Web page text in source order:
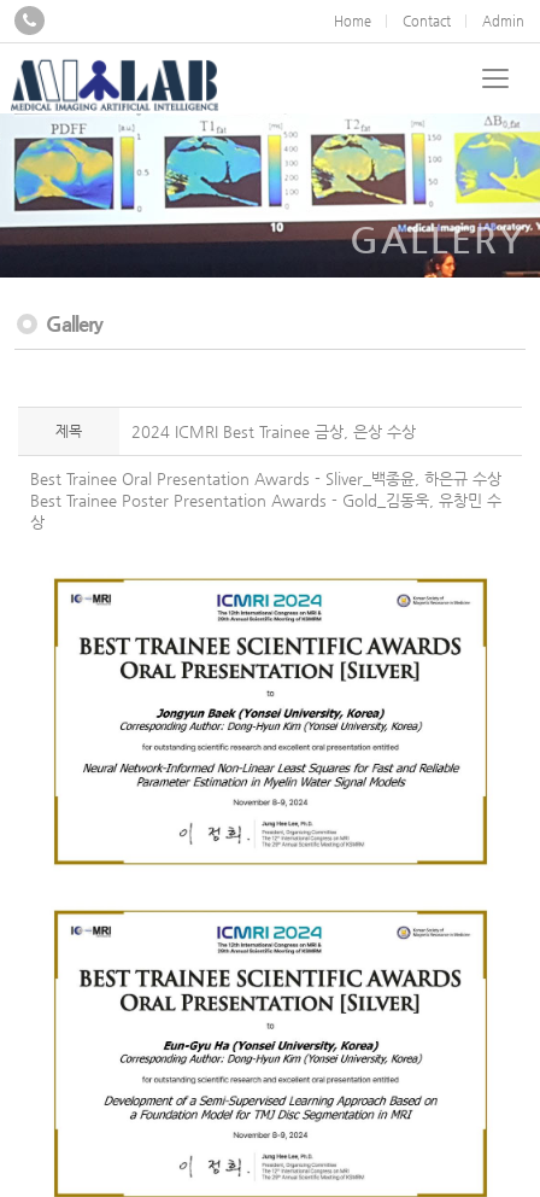
Home Contact Admin
GALLERY
Gallery
제목 2024 ICMRI Best Trainee 금상, 은상 수상
Best Trainee Oral Presentation Awards - Sliver_백종윤, 하은규 수상
Best Trainee Poster Presentation Awards - Gold_김동욱, 유창민 수
상